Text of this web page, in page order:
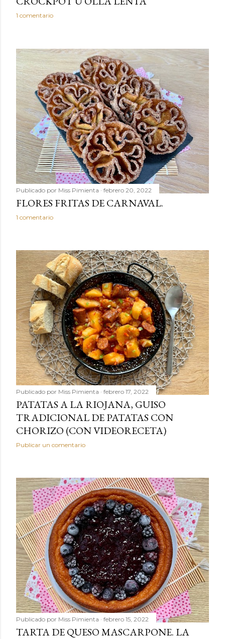
1 comentario
Publicado por Miss Pimienta febrero 20, 2022
FLORES FRITAS DE CARNAVAL.
1 comentario
Publicado por Miss Pimienta febrero 17, 2022
PATATAS A LA RIOJANA, GUISO
TRADICIONAL DE PATATAS CON
CHORIZO (CON VIDEORECETA)
Publicar un comentario
Publicado por Miss Pimienta febrero 15, 2022
TARTA DE QUESO MASCARPONE. LA